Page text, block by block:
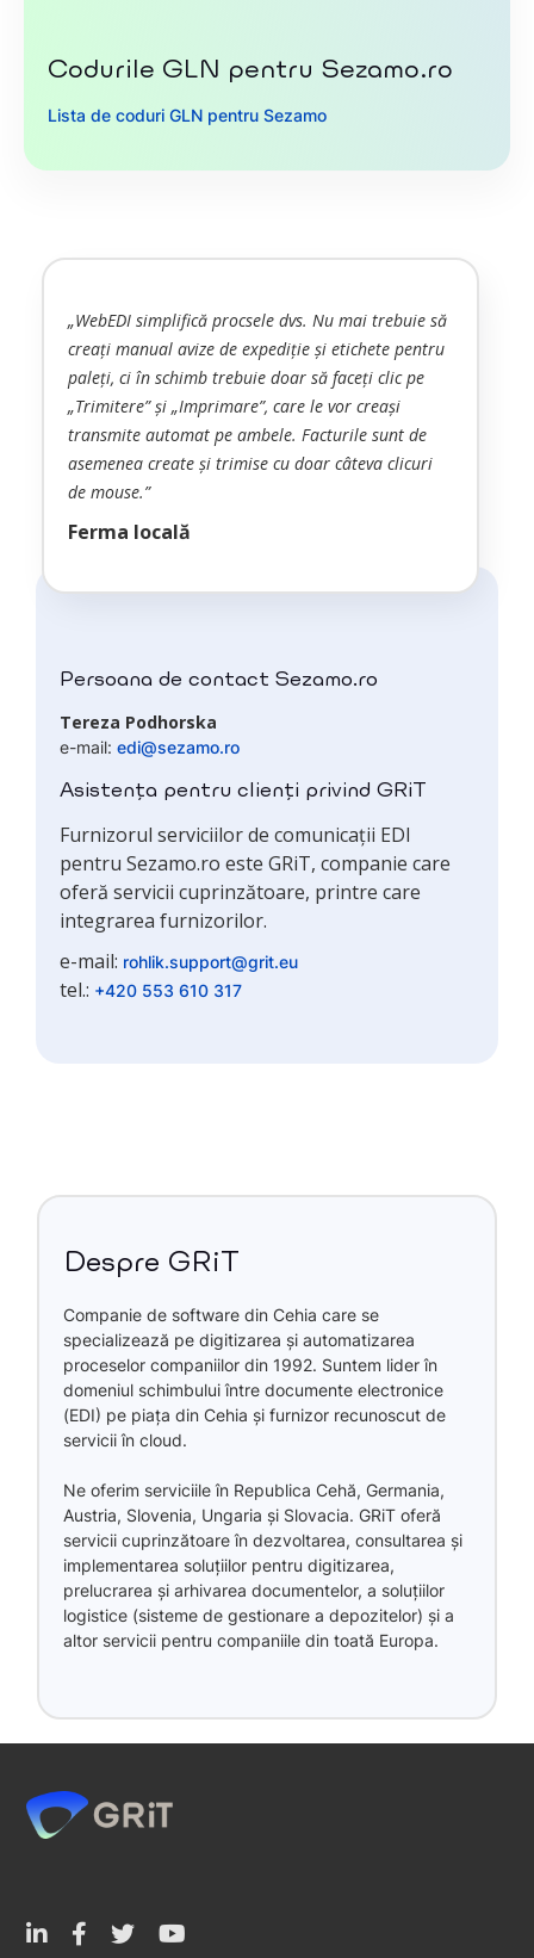
Codurile GLN pentru Sezamo.ro
Lista de coduri GLN pentru Sezamo
„WebEDI simplifică procsele dvs. Nu mai trebuie să
creați manual avize de expediție și etichete pentru
paleți, ci în schimb trebuie doar să faceți clic pe
„Trimitere” și „Imprimare”, care le vor creași
transmite automat pe ambele. Facturile sunt de
asemenea create și trimise cu doar câteva clicuri
de mouse.”
Ferma locală
Persoana de contact Sezamo.ro
Tereza Podhorska
e-mail: edi@sezamo.ro
Asistența pentru clienți privind GRiT
Furnizorul serviciilor de comunicații EDI
pentru Sezamo.ro este GRiT, companie care
oferă servicii cuprinzătoare, printre care
integrarea furnizorilor.
e-mail: rohlik.support@grit.eu
tel.: +420 553 610 317
Despre GRiT
Companie de software din Cehia care se
specializează pe digitizarea și automatizarea
proceselor companiilor din 1992. Suntem lider în
domeniul schimbului între documente electronice
(EDI) pe piața din Cehia și furnizor recunoscut de
servicii în cloud.
Ne oferim serviciile în Republica Cehă, Germania,
Austria, Slovenia, Ungaria și Slovacia. GRiT oferă
servicii cuprinzătoare în dezvoltarea, consultarea și
implementarea soluțiilor pentru digitizarea,
prelucrarea și arhivarea documentelor, a soluțiilor
logistice (sisteme de gestionare a depozitelor) și a
altor servicii pentru companiile din toată Europa.
   